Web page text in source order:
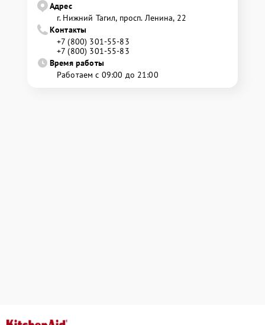
Адрес
г. Нижний Тагил, просп. Ленина, 22
Контакты
+7 (800) 301-55-83
+7 (800) 301-55-83
Время работы
Работаем с 09:00 до 21:00